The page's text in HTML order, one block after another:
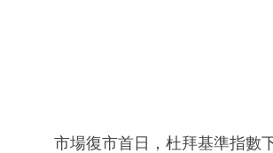
市場復市首日，杜拜基準指數